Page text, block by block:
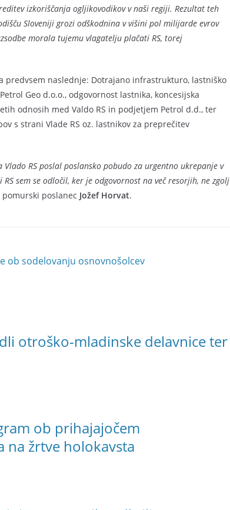
izkoriščanja ogljikovodikov v naši regiji. Rezultat teh
Sloveniji grozi odškodnina v višini pol milijarde evrov
morala tujemu vlagatelju plačati RS, torej
predvsem naslednje: Dotrajano infrastrukturo, lastniško
Geo d.o.o., odgovornost lastnika, koncesijska
odnosih med Valdo RS in podjetjem Petrol d.d., ter
s strani Vlade RS oz. lastnikov za preprečitev
Vlado RS poslal poslansko pobudo za urgentno ukrepanje v
sem se odločil, ker je odgovornost na več resorjih, ne zgolj
poslanec Jožef Horvat.
ob sodelovanju osnovnošolcev
otroško-mladinske delavnice ter
ob prihajajočem
žrtve holokavsta